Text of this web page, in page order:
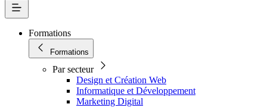
Formations
Formations
Par secteur
Design et Création Web
Informatique et Développement
Marketing Digital